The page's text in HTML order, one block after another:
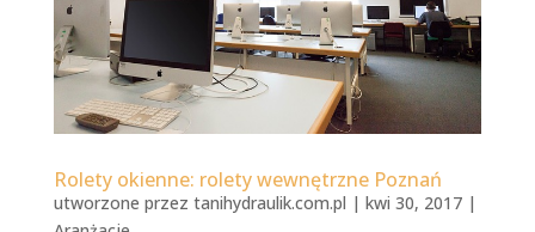
Rolety okienne: rolety wewnętrzne Poznań
utworzone przez tanihydraulik.com.pl | kwi 30, 2017|